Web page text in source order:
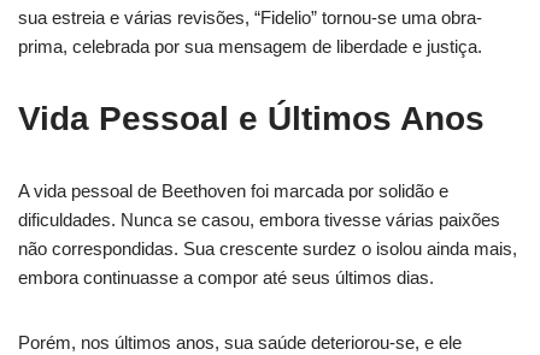
sua estreia e várias revisões, “Fidelio” tornou-se uma obra-
prima, celebrada por sua mensagem de liberdade e justiça.
Vida Pessoal e Últimos Anos
A vida pessoal de Beethoven foi marcada por solidão e
dificuldades. Nunca se casou, embora tivesse várias paixões
não correspondidas. Sua crescente surdez o isolou ainda mais,
embora continuasse a compor até seus últimos dias.
Porém, nos últimos anos, sua saúde deteriorou-se, e ele